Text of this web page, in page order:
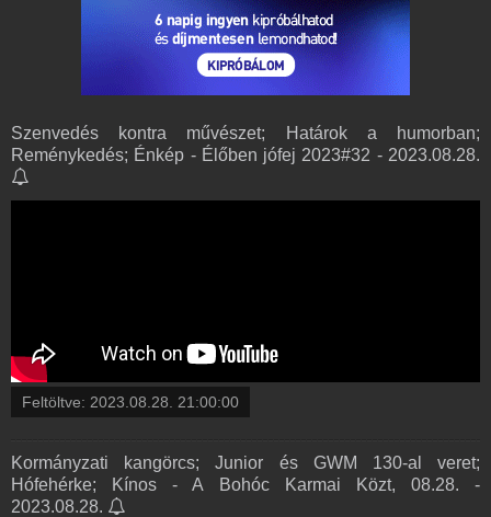
Szenvedés kontra művészet; Határok a humorban;
Reménykedés; Énkép - Élőben jófej 2023#32 - 2023.08.28.
Feltöltve: 2023.08.28. 21:00:00
Kormányzati kangörcs; Junior és GWM 130-al veret;
Hófehérke; Kínos - A Bohóc Karmai Közt, 08.28. -
2023.08.28.